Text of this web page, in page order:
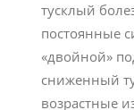
тусклый
постоянные
«двойной»
сниженный
возрастные